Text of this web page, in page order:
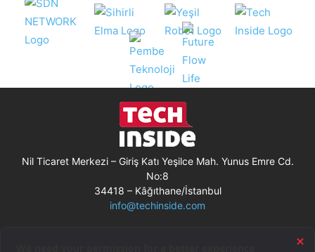
Nil Ticaret Merkezi – Giriş Katı Yeşilce Mah. Yunus Emre Cd.
No:8
34418 – Kâğıthane/İstanbul
info@techinside.com